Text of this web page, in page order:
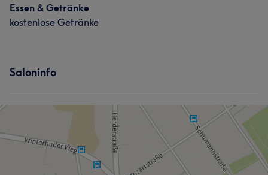
Essen & Getränke
kostenlose Getränke
Saloninfo